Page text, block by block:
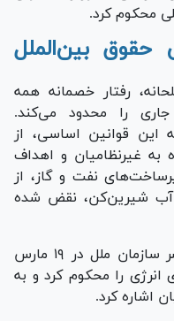
محکوم کرد.
حقوق بین‌الملل
رفتار خصمانه همه
را محدود می‌کند.
این قوانین اساسی، از
غیرنظامیان و اهداف
نفت و گاز، از
آب شیرین‌کن، نقض شده
وولکر تورک، کمیسر عالی حقوق بشر سازمان ملل در ۱۹ مارس
انرژی را محکوم کرد و به
اشاره کرد.